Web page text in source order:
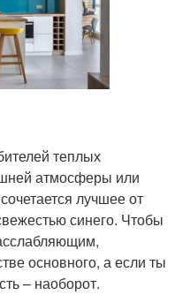
теплых
атмосферы или
лучшее от
синего. Чтобы
основного, а если ты
– наоборот.